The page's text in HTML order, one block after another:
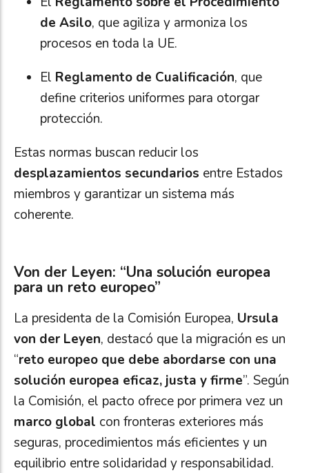
de Asilo, que agiliza y armoniza los
procesos en toda la UE.
El Reglamento de Cualificación, que
define criterios uniformes para otorgar
protección.
Estas normas buscan reducir los
desplazamientos secundarios entre Estados
miembros y garantizar un sistema más
coherente.
Von der Leyen: “Una solución europea
para un reto europeo”
La presidenta de la Comisión Europea, Ursula
von der Leyen, destacó que la migración es un
“reto europeo que debe abordarse con una
solución europea eficaz, justa y firme”. Según
la Comisión, el pacto ofrece por primera vez un
marco global con fronteras exteriores más
seguras, procedimientos más eficientes y un
equilibrio entre solidaridad y responsabilidad.